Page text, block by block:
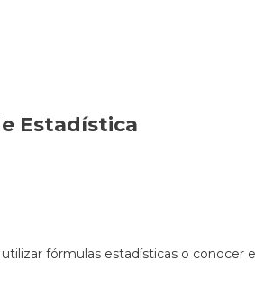
Estadística
fórmulas estadísticas o conocer